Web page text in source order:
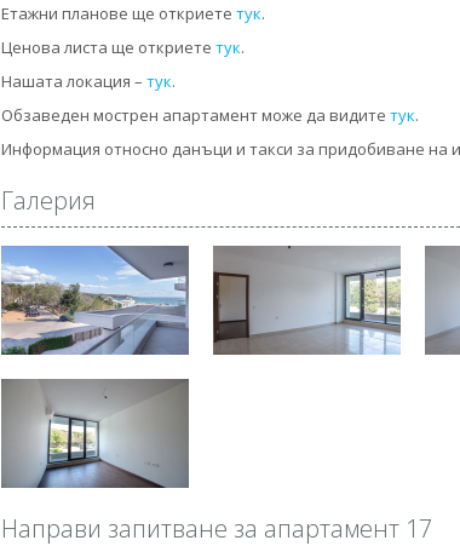
Етажни планове ще откриете тук.
Ценова листа ще откриете тук.
Нашата локация – тук.
Обзаведен мострен апартамент може да видите тук.
Информация относно данъци и такси за придобиване на
Галерия
Направи запитване за апартамент 17